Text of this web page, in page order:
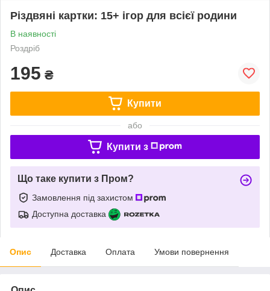
Різдвяні картки: 15+ ігор для всієї родини
В наявності
Роздріб
195 ₴
Купити
або
Купити з
Що таке купити з Пром?
Замовлення під захистом
Доступна доставка
Опис Доставка Оплата Умови повернення